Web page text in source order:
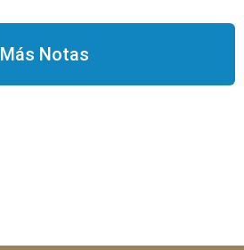
Más Notas